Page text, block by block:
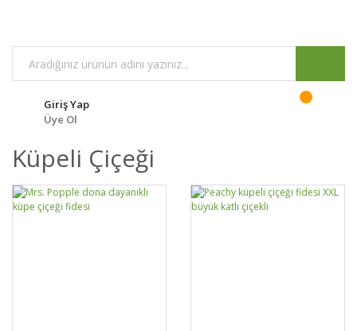
Giriş Yap
Üye Ol
Küpeli Çiçeği